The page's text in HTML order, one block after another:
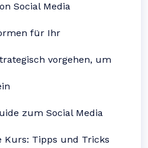
Social Media
für Ihr
vorgehen, um
zum Social Media
Kurs: Tipps und Tricks